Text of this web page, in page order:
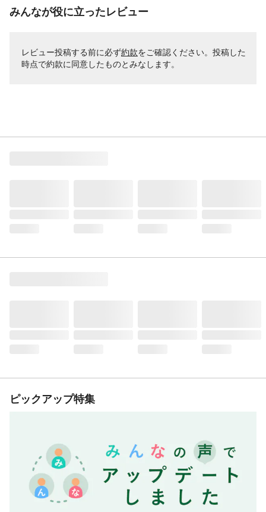
みんなが役に立ったレビュー
レビュー投稿する前に必ず約款をご確認ください。投稿した
時点で約款に同意したものとみなします。
ピックアップ特集